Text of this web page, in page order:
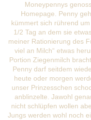
Moneypennys
Homepage. Penny
kümmert sich rührend
1/2 Tag an dem sie
meiner Rationierung des
viel an Milch“ etwas
Portion Ziegenmilch
Penny darf seitdem
heute oder morgen
unser Prinzesschen
anblinzelte. Jawohl
nicht schlüpfen wollen
Jungs werden wohl noch